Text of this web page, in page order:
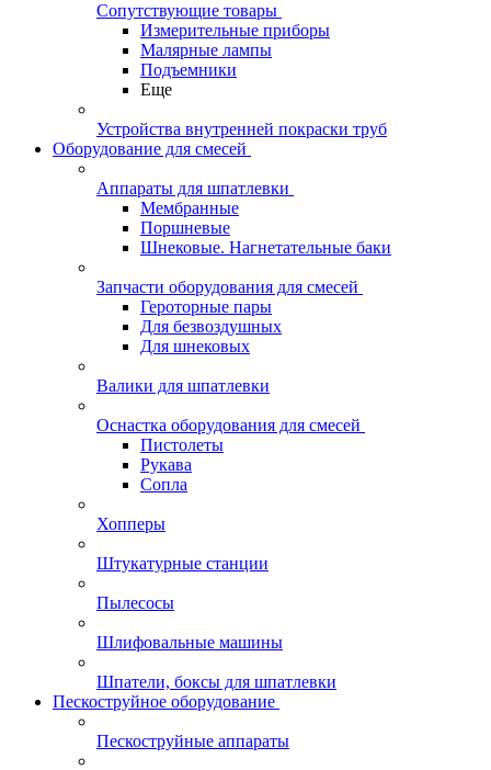
Сопутствующие товары
Измерительные приборы
Малярные лампы
Подъемники
Еще
Устройства внутренней покраски труб
Оборудование для смесей
Аппараты для шпатлевки
Мембранные
Поршневые
Шнековые. Нагнетательные баки
Запчасти оборудования для смесей
Героторные пары
Для безвоздушных
Для шнековых
Валики для шпатлевки
Оснастка оборудования для смесей
Пистолеты
Рукава
Сопла
Хопперы
Штукатурные станции
Пылесосы
Шлифовальные машины
Шпатели, боксы для шпатлевки
Пескоструйное оборудование
Пескоструйные аппараты